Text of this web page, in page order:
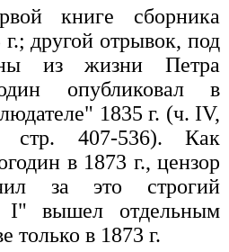
книге сборника
другой отрывок, под
из жизни Петра
опубликовал в
1835 г. (ч. IV,
стр. 407-536). Как
в 1873 г., цензор
за это строгий
I" вышел отдельным
только в 1873 г.